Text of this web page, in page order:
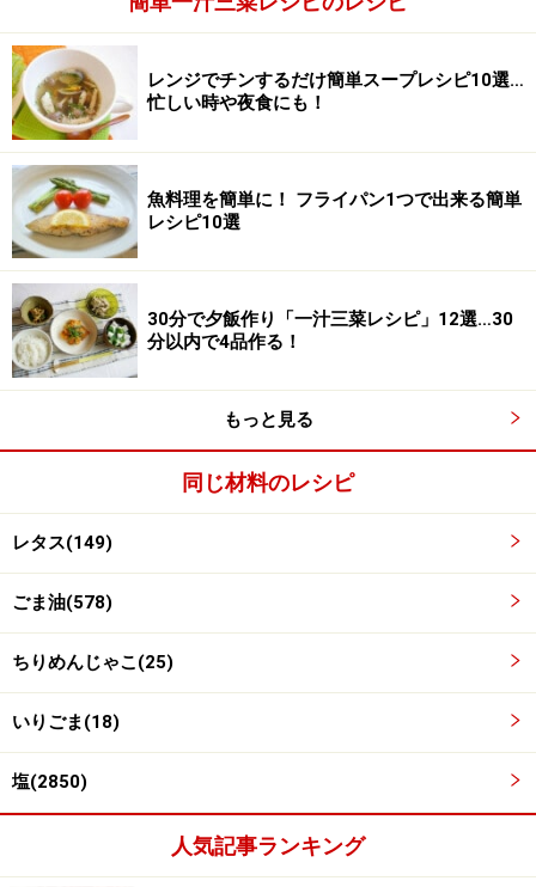
ワンポイントアドバイス
ごま油をかけてから時間が経つと、レタスがしんなりし
てきてしまいます。必ず食べる直前にかけてください。
※記事内容は執筆時点のものです。最新の内容をご確認くださ
※衛生面および保存状態に起因して食中毒や体調不良を引き起こ
す場合があります。必ず清潔な状態で、正しい方法で行い、なる
べく早めにお召し上がりください。また、持ち運びの際は保存方
法に注意してください。
【編集部おすすめの購入サイト】
Amazonで人気レシピの書籍をチェック！
レンジでチンするだけ簡単スープレシピ10選…
忙しい時や夜食にも！
魚料理を簡単に！ フライパン1つで出来る簡単
レシピ10選
30分で夕飯作り「一汁三菜レシピ」12選…30
分以内で4品作る！
もっと見る
同じ材料のレシピ
レタス(149)
ごま油(578)
ちりめんじゃこ(25)
いりごま(18)
塩(2850)
人気記事ランキング